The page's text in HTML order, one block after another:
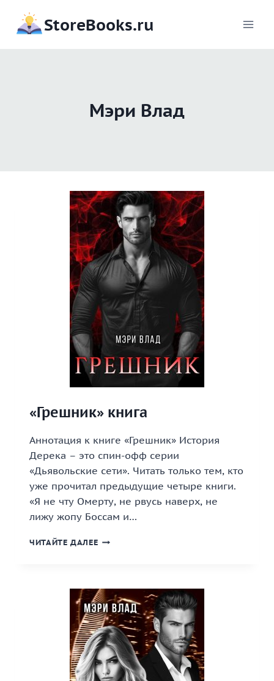
содержимому
StoreBooks.ru
Мэри Влад
«Грешник» книга
Аннотация к книге «Грешник» История
Дерека – это спин-офф серии
«Дьявольские сети». Читать только тем, кто
уже прочитал предыдущие четыре книги.
«Я не чту Омерту, не рвусь наверх, не
лижу жопу Боссам и…
ЧИТАЙТЕ ДАЛЕЕ «ГРЕШНИК»